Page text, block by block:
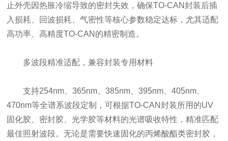
止外壳因热胀冷缩导致的密封失效，确保TO-CAN封装后插
入损耗、回波损耗、气密性等核心参数稳定达标，尤其适配
高功率、高精度TO-CAN的精密制造。
多波段精准适配，兼容封装专用材料
支持254nm、365nm、385nm、395nm、405nm、
470nm等全谱系波段定制，可根据TO-CAN封装所用的UV
固化胶、密封胶、光学胶等材料的光谱吸收特性，精准匹配
最佳照射波段。无论是需要快速固化的丙烯酸酯类密封胶，